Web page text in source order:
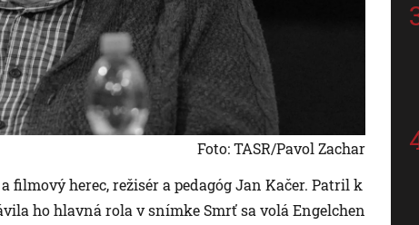
Foto: TASR/Pavol Zachar
filmový herec, režisér a pedagóg Jan Kačer. Patril k
ho hlavná rola v snímke Smrť sa volá Engelchen